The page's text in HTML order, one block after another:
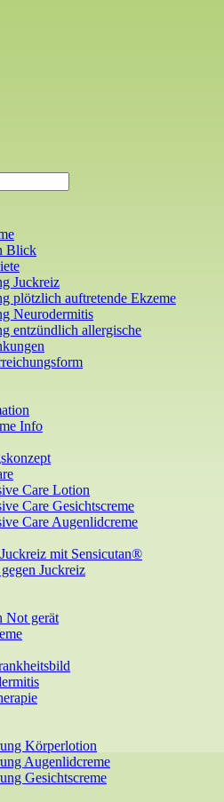
Blick
Juckreiz
plötzlich auftretende Ekzeme
Neurodermitis
entzündlich allergische
Info
Care Lotion
Care Gesichtscreme
Care Augenlidcreme
mit Sensicutan®
Juckreiz
Not gerät
Körperlotion
Augenlidcreme
Gesichtscreme